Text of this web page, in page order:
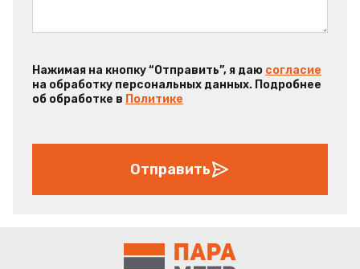
Нажимая на кнопку “Отправить”, я даю согласие
на обработку персональных данных. Подробнее
об обработке в Политике
Отправить